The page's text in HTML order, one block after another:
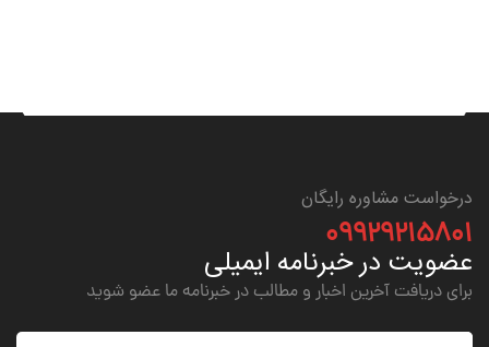
درخواست مشاوره رایگان
۰۹۹۲۹۲۱۵۸۰۱
عضویت در خبرنامه ایمیلی
برای دریافت آخرین اخبار و مطالب در خبرنامه ما عضو شوید